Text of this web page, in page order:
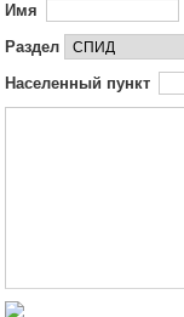
Имя
Раздел
Населенный пункт